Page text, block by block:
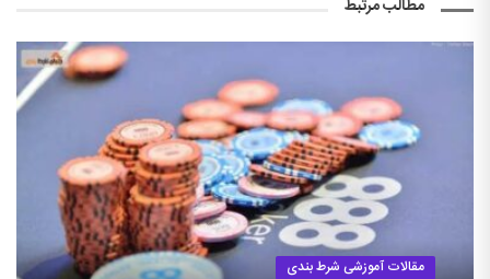
مطالب مرتبط
مقالات آموزشی شرط بندی